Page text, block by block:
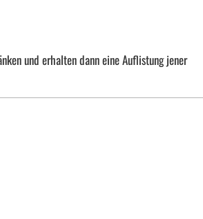
und erhalten dann eine Auflistung jener